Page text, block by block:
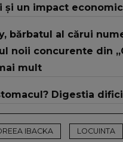
un impact economic
bărbatul al cărui
noii concurente din
mult
Digestia
IBACKA LOCUINTA